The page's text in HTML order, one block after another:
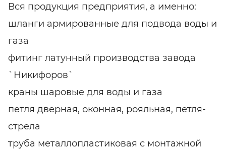
Вся продукция предприятия, а именно:
шланги армированные для подвода воды и
газа
фитинг латунный производства завода
`Никифоров`
краны шаровые для воды и газа
петля дверная, оконная, рояльная, петля-
стрела
труба металлопластиковая с монтажной